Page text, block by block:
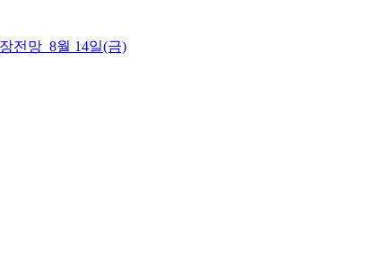
전망_8월 14일(금)